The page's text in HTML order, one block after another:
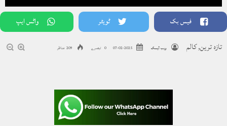
فیس بک ٹویٹر واٹس ایپ
تازہ ترین,کالم ویب ڈیسک 2025-02-07 0 تبصرے 209 مناظر